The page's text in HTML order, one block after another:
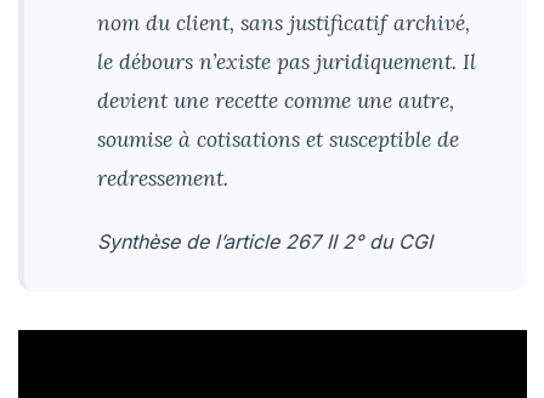
nom du client, sans justificatif archivé,
le débours n’existe pas juridiquement. Il
devient une recette comme une autre,
soumise à cotisations et susceptible de
redressement.
Synthèse de l’article 267 II 2° du CGI